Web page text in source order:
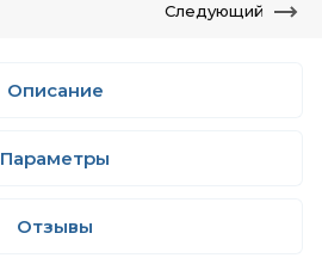
Следующий
Описание
Параметры
Отзывы